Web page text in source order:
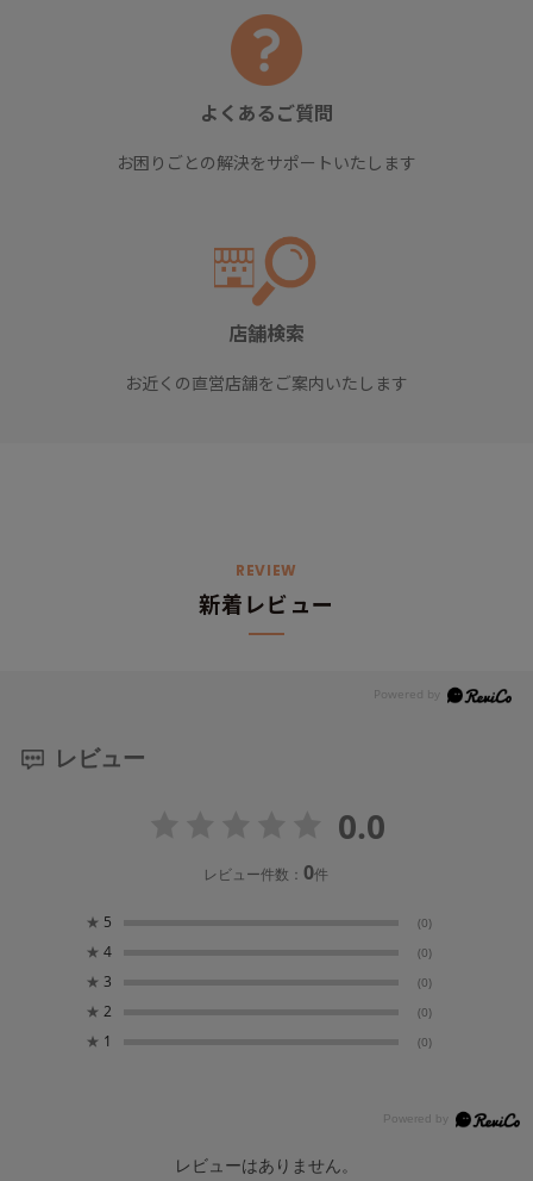
よくあるご質問
お困りごとの解決をサポートいたします
店舗検索
お近くの直営店舗をご案内いたします
REVIEW
新着レビュー
レビュー
0.0
レビュー件数：0件
★ 5 (0)
★ 4 (0)
★ 3 (0)
★ 2 (0)
★ 1 (0)
レビューはありません。